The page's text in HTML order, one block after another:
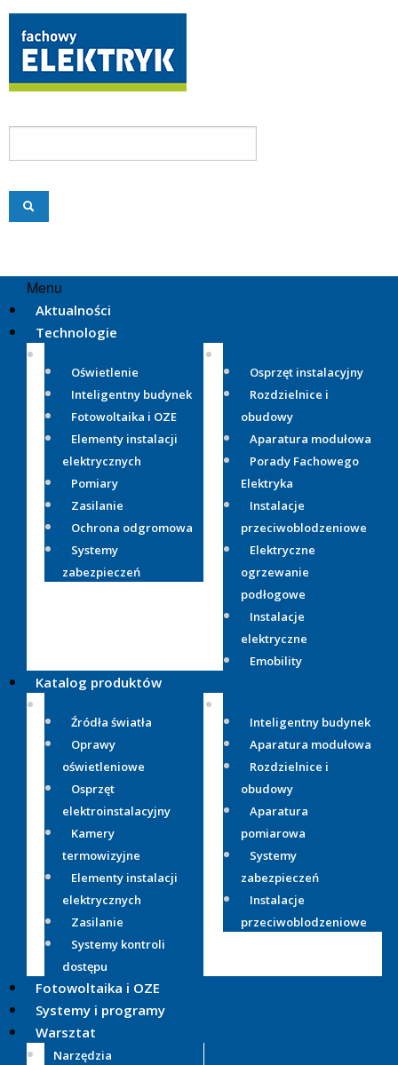
Menu
Aktualności
Technologie
Oświetlenie
Inteligentny budynek
Fotowoltaika i OZE
Elementy instalacji
elektrycznych
Pomiary
Zasilanie
Ochrona odgromowa
Systemy
zabezpieczeń
Osprzęt instalacyjny
Rozdzielnice i
obudowy
Aparatura modułowa
Porady Fachowego
Elektryka
Instalacje
przeciwoblodzeniowe
Elektryczne
ogrzewanie
podłogowe
Instalacje
elektryczne
Emobility
Katalog produktów
Źródła światła
Oprawy
oświetleniowe
Osprzęt
elektroinstalacyjny
Kamery
termowizyjne
Elementy instalacji
elektrycznych
Zasilanie
Systemy kontroli
dostępu
Inteligentny budynek
Aparatura modułowa
Rozdzielnice i
obudowy
Aparatura
pomiarowa
Systemy
zabezpieczeń
Instalacje
przeciwoblodzeniowe
Fotowoltaika i OZE
Systemy i programy
Warsztat
Narzędzia